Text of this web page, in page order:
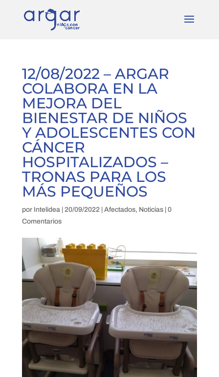
12/08/2022 – ARGAR
COLABORA EN LA
MEJORA DEL
BIENESTAR DE NIÑOS
Y ADOLESCENTES CON
CÁNCER
HOSPITALIZADOS –
TRONAS PARA LOS
MÁS PEQUEÑOS
por Intelidea| 20/09/2022| Afectados, Noticias| 0
Comentarios